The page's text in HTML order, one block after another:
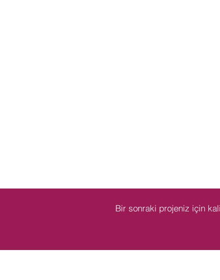
Bir sonraki projeniz için